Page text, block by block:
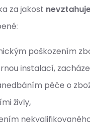
za jakost
poškozením
instalací,
péče o
živly,